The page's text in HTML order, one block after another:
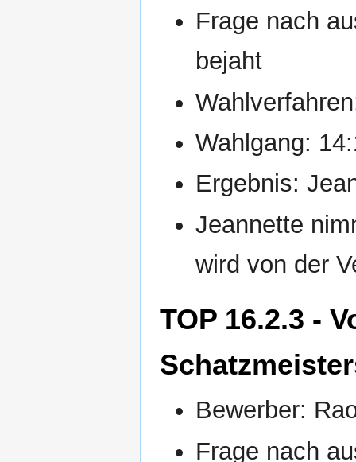
Frage nach
bejaht
Wahlgang:
Ergebnis:
Jeannette
wird von der
TOP 16.2.3 -
Bewerber:
Frage nach